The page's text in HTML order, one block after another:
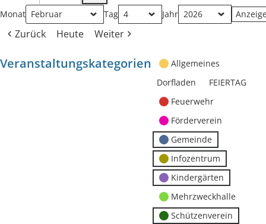
Monat Tag Jahr
Zurück Heute Weiter
Veranstaltungskategorien
Allgemeines
Dorfladen
FEIERTAG
Feuerwehr
Förderverein
Gemeinde
Infozentrum
Kindergärten
Mehrzweckhalle
Schützenverein